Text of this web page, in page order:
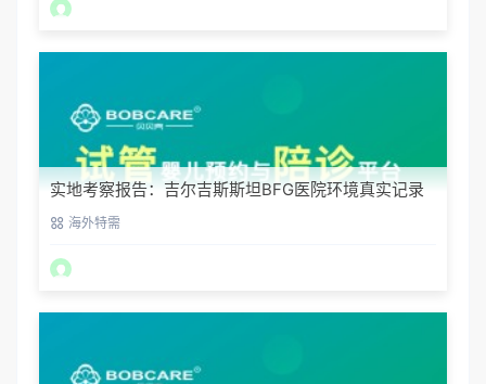
实地考察报告：吉尔吉斯斯坦BFG医院环境真实记录
海外特需